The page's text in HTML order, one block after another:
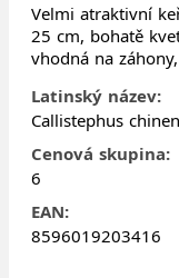
Velmi atraktivní
25 cm, bohatě
vhodná na
Latinský název:
Callistephus
Cenová skupina:
6
EAN:
8596019203416